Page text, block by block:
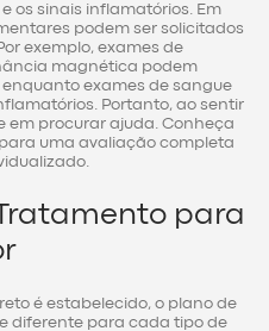
os sinais inflamatórios. Em
podem ser solicitados
exemplo, exames de
magnética podem
exames de sangue
Portanto, ao sentir
em procurar ajuda. Conheça
para uma avaliação completa
para
é estabelecido, o plano de
diferente para cada tipo de